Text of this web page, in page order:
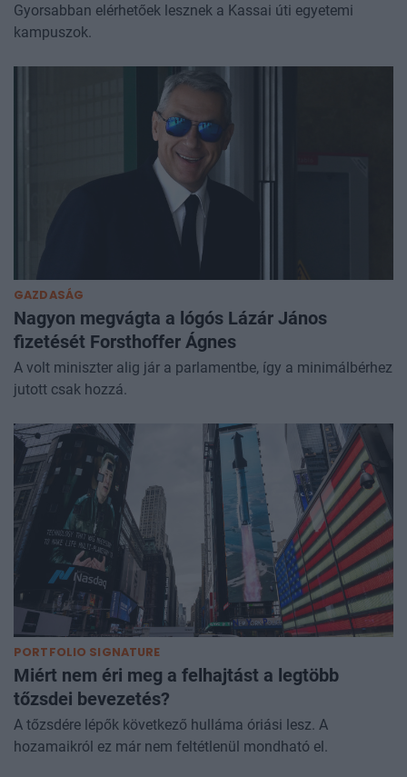
Gyorsabban elérhetőek lesznek a Kassai úti egyetemi
kampuszok.
GAZDASÁG
Nagyon megvágta a lógós Lázár János
fizetését Forsthoffer Ágnes
A volt miniszter alig jár a parlamentbe, így a minimálbérhez
jutott csak hozzá.
PORTFOLIO SIGNATURE
Miért nem éri meg a felhajtást a legtöbb
tőzsdei bevezetés?
A tőzsdére lépők következő hulláma óriási lesz. A
hozamaikról ez már nem feltétlenül mondható el.